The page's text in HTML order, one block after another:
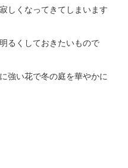
しくなってきてしまいます
るくしておきたいもので
強い花で冬の庭を華やかに